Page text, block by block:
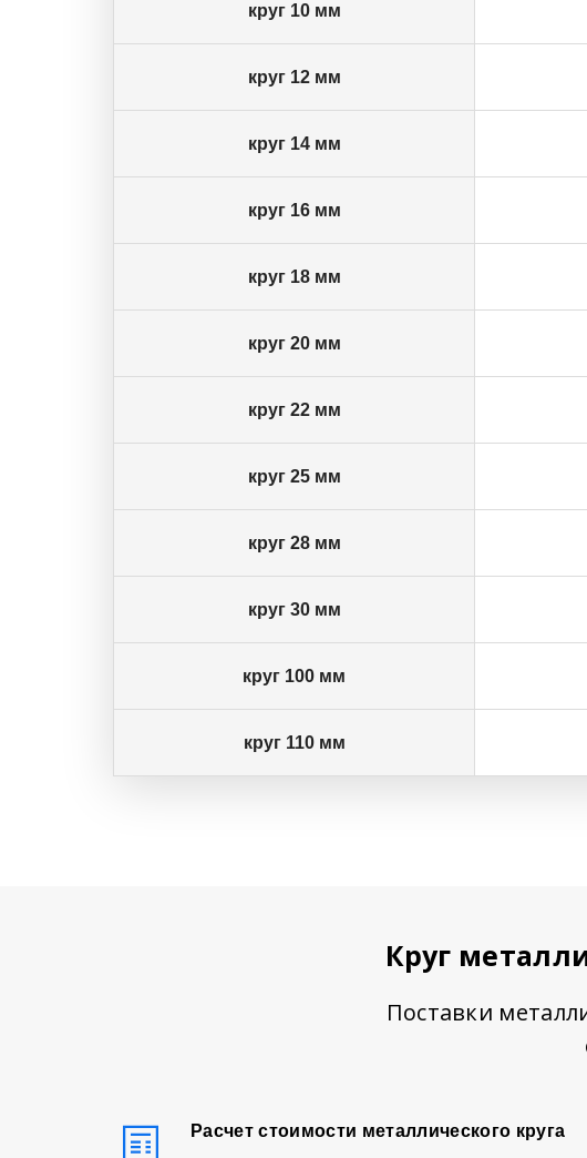
круг 10 мм
круг 12 мм
круг 14 мм
круг 16 мм
круг 18 мм
круг 20 мм
круг 22 мм
круг 25 мм
круг 28 мм
круг 30 мм
круг 100 мм
круг 110 мм
Круг
Поставки
Расчет стоимости металлического круга